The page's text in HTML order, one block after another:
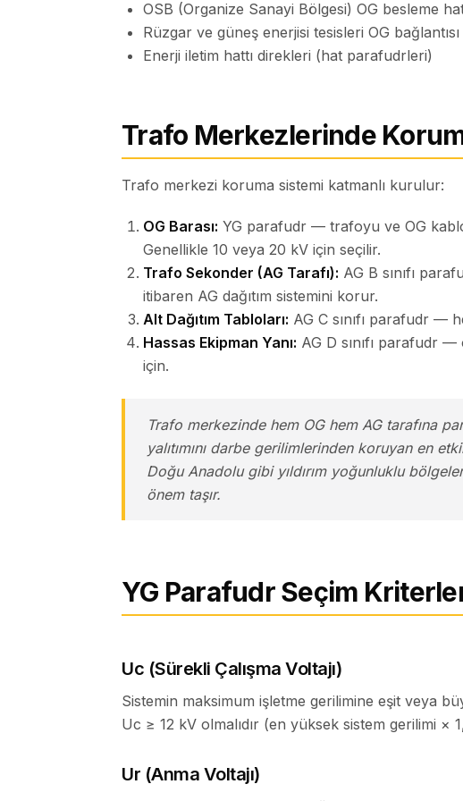
OSB (Organize Sanayi Bölgesi) OG besleme
Rüzgar ve güneş enerjisi tesisleri OG bağlantısı
Enerji iletim hattı direkleri (hat parafudrleri)
Trafo Merkezlerinde
Trafo merkezi koruma sistemi katmanlı kurulur:
OG Barası: YG parafudr — trafoyu ve OG kablo
Genellikle 10 veya 20 kV için seçilir.
Trafo Sekonder (AG Tarafı): AG B sınıfı
itibaren AG dağıtım sistemini korur.
Alt Dağıtım Tabloları: AG C sınıfı parafudr —
Hassas Ekipman Yanı: AG D sınıfı parafudr
için.
Trafo merkezinde hem OG hem AG tarafına
yalıtımını darbe gerilimlerinden koruyan en
Doğu Anadolu gibi yıldırım yoğunluklu
önem taşır.
YG Parafudr Seçim
Uc (Sürekli Çalışma Voltajı)
Sistemin maksimum işletme gerilimine eşit veya
Uc ≥ 12 kV olmalıdır (en yüksek sistem gerilimi ×
Ur (Anma Voltajı)